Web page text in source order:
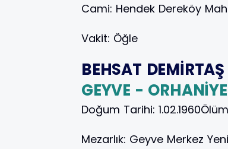
Cami: Hendek Dereköy
Vakit: Öğle
BEHSAT DEMİRTAŞ
GEYVE - ORHANİYE
Doğum Tarihi: 1.02.1960
Mezarlık: Geyve Merkez